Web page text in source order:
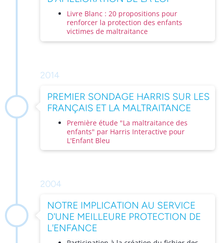
Livre Blanc : 20 propositions pour
renforcer la protection des enfants
victimes de maltraitance
2014
PREMIER SONDAGE HARRIS SUR LES
FRANÇAIS ET LA MALTRAITANCE
Première étude "La maltraitance des
enfants" par Harris Interactive pour
L'Enfant Bleu
2004
NOTRE IMPLICATION AU SERVICE
D'UNE MEILLEURE PROTECTION DE
L'ENFANCE